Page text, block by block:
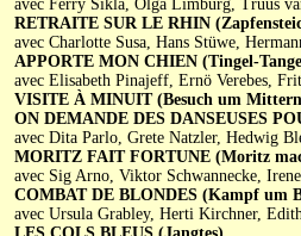
avec Ferry Sikla, Olga Limburg, Truus
RETRAITE SUR LE RHIN
avec Charlotte Susa, Hans Stüwe,
APPORTE MON CHIEN (Tingel-
avec Elisabeth Pinajeff, Ernö Verebes,
VISITE À MINUIT (Besuch um
ON DEMANDE DES DANSEUSES
avec Dita Parlo, Grete Natzler, Hedwig
MORITZ FAIT FORTUNE (Moritz
avec Sig Arno, Viktor Schwannecke,
COMBAT DE BLONDES (Kampf um
avec Ursula Grabley, Herti Kirchner,